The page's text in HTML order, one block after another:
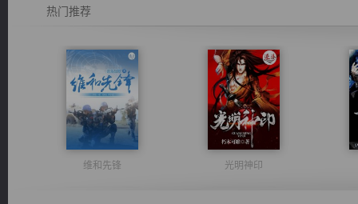
热门推荐
维和先锋 光明神印